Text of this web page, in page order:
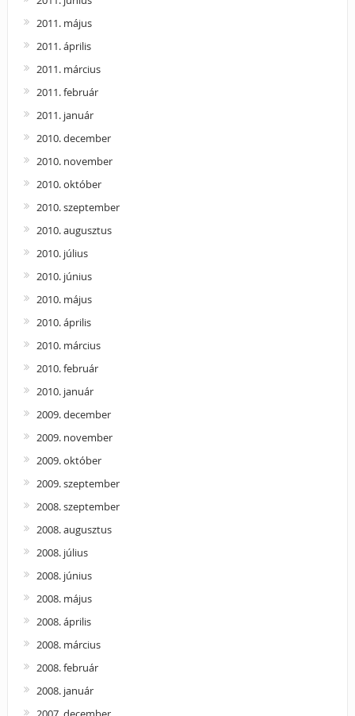
2011. május
2011. április
2011. március
2011. február
2011. január
2010. december
2010. november
2010. október
2010. szeptember
2010. augusztus
2010. július
2010. június
2010. május
2010. április
2010. március
2010. február
2010. január
2009. december
2009. november
2009. október
2009. szeptember
2008. szeptember
2008. augusztus
2008. július
2008. június
2008. május
2008. április
2008. március
2008. február
2008. január